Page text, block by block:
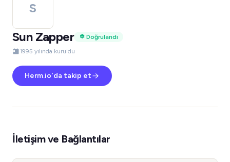
S
Sun Zapper
Doğrulandı
1995 yılında kuruldu
Herm.io'da takip et
İletişim ve Bağlantılar